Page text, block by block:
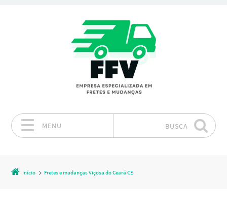
MENU BUSCA
Início Fretes e mudanças Viçosa do Ceará CE